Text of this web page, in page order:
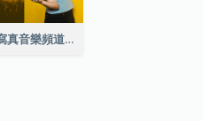
黃色和白色音樂寫真音樂頻道圖片